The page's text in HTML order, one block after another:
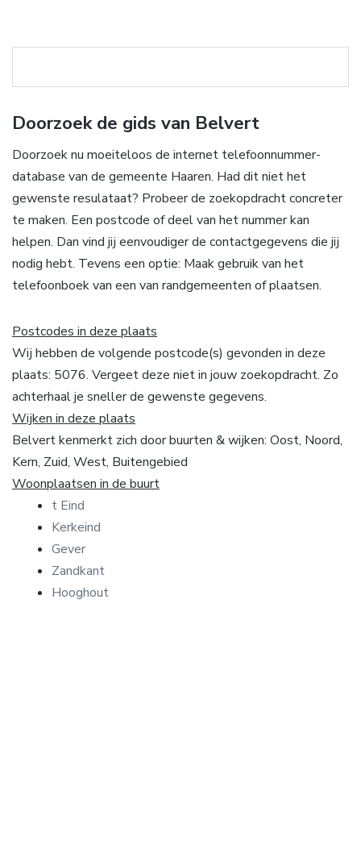
Doorzoek de gids van Belvert
Doorzoek nu moeiteloos de internet telefoonnummer-
database van de gemeente Haaren. Had dit niet het
gewenste resulataat? Probeer de zoekopdracht concreter
te maken. Een postcode of deel van het nummer kan
helpen. Dan vind jij eenvoudiger de contactgegevens die jij
nodig hebt. Tevens een optie: Maak gebruik van het
telefoonboek van een van randgemeenten of plaatsen.
Postcodes in deze plaats
Wij hebben de volgende postcode(s) gevonden in deze
plaats: 5076. Vergeet deze niet in jouw zoekopdracht. Zo
achterhaal je sneller de gewenste gegevens.
Wijken in deze plaats
Belvert kenmerkt zich door buurten & wijken: Oost, Noord,
Kern, Zuid, West, Buitengebied
Woonplaatsen in de buurt
t Eind
Kerkeind
Gever
Zandkant
Hooghout